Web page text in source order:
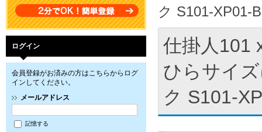
ログイン
会員登録がお済みの方はこちらからログ
インしてください。
メールアドレス
記憶する
ク S101-XP01-
仕掛人101
ひらサイ
ク S101-